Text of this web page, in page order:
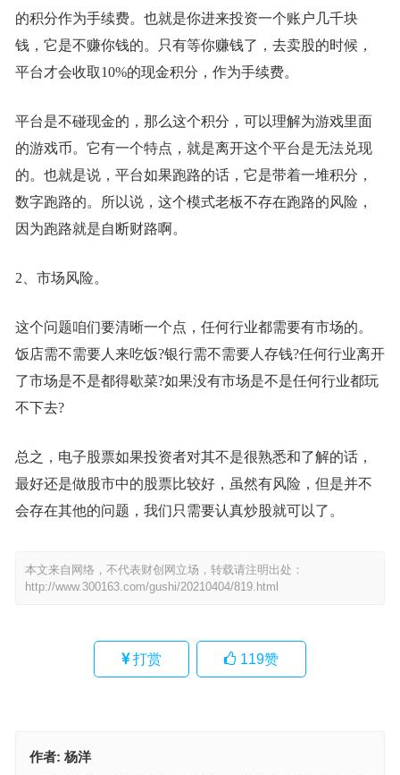
的积分作为手续费。也就是你进来投资一个账户几千块
钱，它是不赚你钱的。只有等你赚钱了，去卖股的时候，
平台才会收取10%的现金积分，作为手续费。
平台是不碰现金的，那么这个积分，可以理解为游戏里面
的游戏币。它有一个特点，就是离开这个平台是无法兑现
的。也就是说，平台如果跑路的话，它是带着一堆积分，
数字跑路的。所以说，这个模式老板不存在跑路的风险，
因为跑路就是自断财路啊。
2、市场风险。
这个问题咱们要清晰一个点，任何行业都需要有市场的。
饭店需不需要人来吃饭?银行需不需要人存钱?任何行业离开
了市场是不是都得歇菜?如果没有市场是不是任何行业都玩
不下去?
总之，电子股票如果投资者对其不是很熟悉和了解的话，
最好还是做股市中的股票比较好，虽然有风险，但是并不
会存在其他的问题，我们只需要认真炒股就可以了。
本文来自网络，不代表财创网立场，转载请注明出处：
http://www.300163.com/gushi/20210404/819.html
打赏 119赞
作者: 杨洋